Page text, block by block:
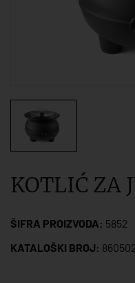
KOTLIĆ ZA
ŠIFRA PROIZVODA: 5852
KATALOŠKI BROJ: 860502